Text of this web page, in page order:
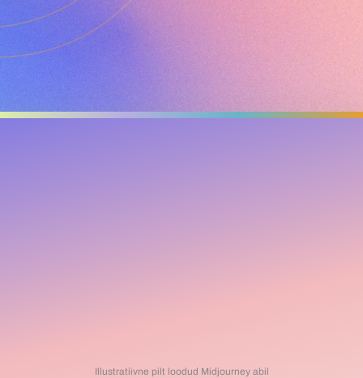
Illustratiivne pilt loodud Midjourney abil